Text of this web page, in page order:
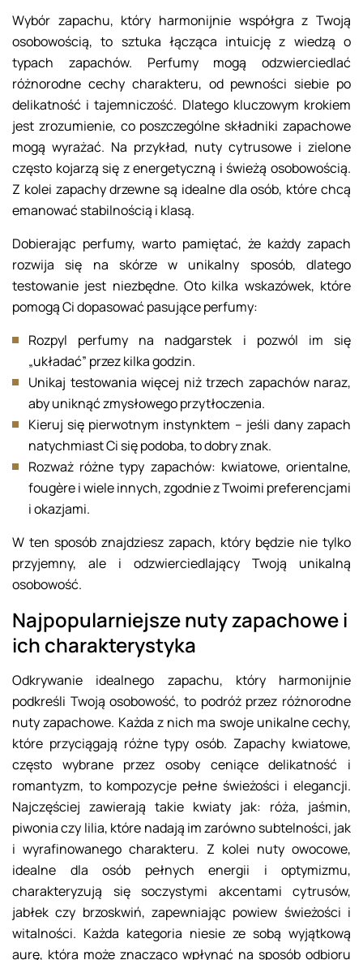
Wybór zapachu, który harmonijnie współgra z Twoją
osobowością, to sztuka łącząca intuicję z wiedzą o
typach zapachów. Perfumy mogą odzwierciedlać
różnorodne cechy charakteru, od pewności siebie po
delikatność i tajemniczość. Dlatego kluczowym krokiem
jest zrozumienie, co poszczególne składniki zapachowe
mogą wyrażać. Na przykład, nuty cytrusowe i zielone
często kojarzą się z energetyczną i świeżą osobowością.
Z kolei zapachy drzewne są idealne dla osób, które chcą
emanować stabilnością i klasą.
Dobierając perfumy, warto pamiętać, że każdy zapach
rozwija się na skórze w unikalny sposób, dlatego
testowanie jest niezbędne. Oto kilka wskazówek, które
pomogą Ci dopasować pasujące perfumy:
Rozpyl perfumy na nadgarstek i pozwól im się
„układać” przez kilka godzin.
Unikaj testowania więcej niż trzech zapachów naraz,
aby uniknąć zmysłowego przytłoczenia.
Kieruj się pierwotnym instynktem – jeśli dany zapach
natychmiast Ci się podoba, to dobry znak.
Rozważ różne typy zapachów: kwiatowe, orientalne,
fougère i wiele innych, zgodnie z Twoimi preferencjami
i okazjami.
W ten sposób znajdziesz zapach, który będzie nie tylko
przyjemny, ale i odzwierciedlający Twoją unikalną
osobowość.
Najpopularniejsze nuty zapachowe i
ich charakterystyka
Odkrywanie idealnego zapachu, który harmonijnie
podkreśli Twoją osobowość, to podróż przez różnorodne
nuty zapachowe. Każda z nich ma swoje unikalne cechy,
które przyciągają różne typy osób. Zapachy kwiatowe,
często wybrane przez osoby ceniące delikatność i
romantyzm, to kompozycje pełne świeżości i elegancji.
Najczęściej zawierają takie kwiaty jak: róża, jaśmin,
piwonia czy lilia, które nadają im zarówno subtelności, jak
i wyrafinowanego charakteru. Z kolei nuty owocowe,
idealne dla osób pełnych energii i optymizmu,
charakteryzują się soczystymi akcentami cytrusów,
jabłek czy brzoskwiń, zapewniając powiew świeżości i
witalności. Każda kategoria niesie ze sobą wyjątkową
aurę, która może znacząco wpłynąć na sposób odbioru